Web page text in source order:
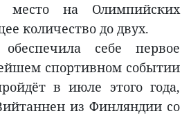
место на Олимпийских
количество до двух.
себе первое
спортивном событии
в июле этого года,
из Финляндии со